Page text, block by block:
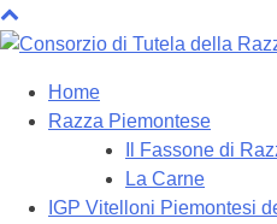
Home
Razza Piemontese
Il Fassone di
La Carne
IGP Vitelloni Piemontesi